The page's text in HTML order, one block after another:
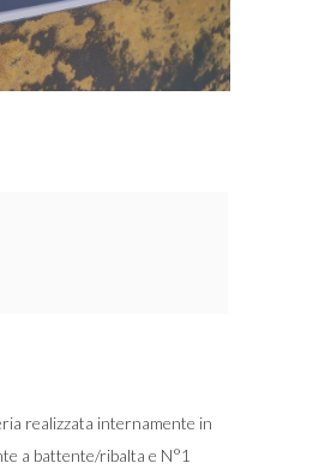
realizzata internamente in
a battente/ribalta e N°1